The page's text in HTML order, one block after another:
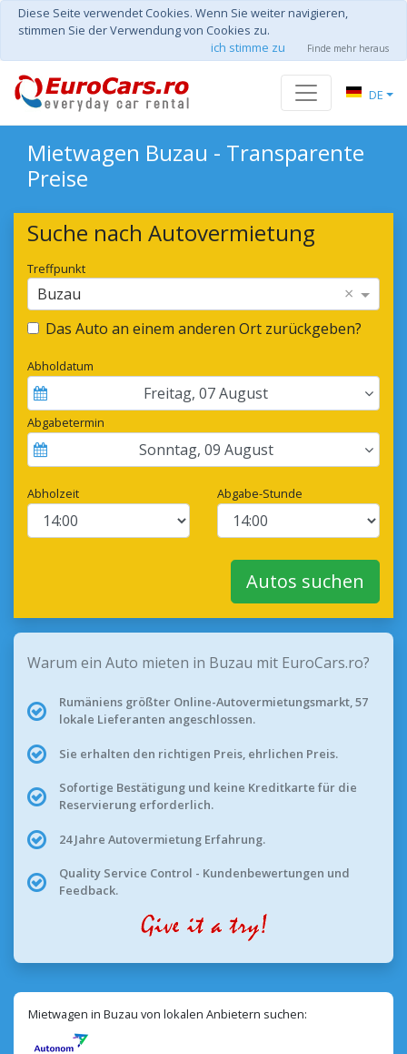
Diese Seite verwendet Cookies. Wenn Sie weiter navigieren,
stimmen Sie der Verwendung von Cookies zu.
ich stimme zu
Finde mehr heraus
DE
Mietwagen Buzau - Transparente
Preise
Suche nach Autovermietung
Treffpunkt
Buzau ×
Das Auto an einem anderen Ort zurückgeben?
Abholdatum
Freitag, 07August
Abgabetermin
Sonntag, 09 August
Abholzeit Abgabe-Stunde
Autos suchen
Warum ein Auto mieten in Buzau mit EuroCars.ro?
Rumäniens größter Online-Autovermietungsmarkt, 57
lokale Lieferanten angeschlossen.
Sie erhalten den richtigen Preis, ehrlichen Preis.
Sofortige Bestätigung und keine Kreditkarte für die
Reservierung erforderlich.
24 Jahre Autovermietung Erfahrung.
Quality Service Control - Kundenbewertungen und
Feedback.
Mietwagen in Buzau von lokalen Anbietern suchen: